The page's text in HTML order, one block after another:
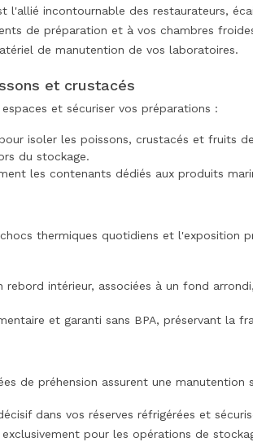
l'allié incontournable des restaurateurs,
de préparation et à vos chambres
de manutention de vos laboratoires.
et crustacés
et sécuriser vos préparations :
isoler les poissons, crustacés et fruits
du stockage.
les contenants dédiés aux produits
thermiques quotidiens et l'exposition
intérieur, associées à un fond
et garanti sans BPA, préservant la
de préhension assurent une manutention
dans vos réserves réfrigérées et
pour les opérations de